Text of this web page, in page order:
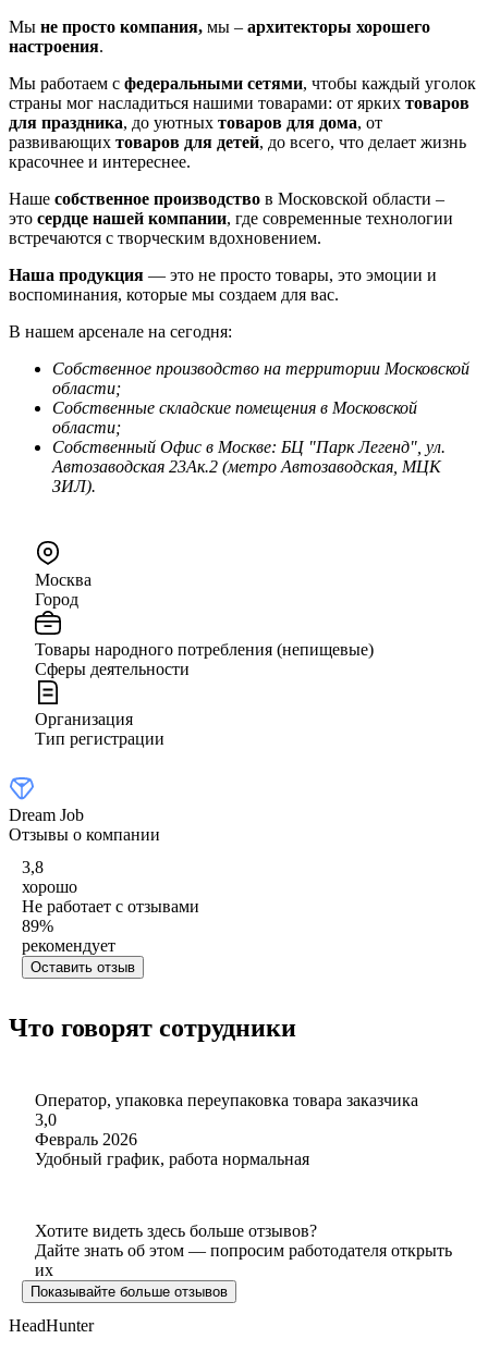
Мы не просто компания, мы – архитекторы хорошего
настроения.
Мы работаем с федеральными сетями, чтобы каждый уголок
страны мог насладиться нашими товарами: от ярких товаров
для праздника, до уютных товаров для дома, от
развивающих товаров для детей, до всего, что делает жизнь
красочнее и интереснее.
Наше собственное производство в Московской области –
это сердце нашей компании, где современные технологии
встречаются с творческим вдохновением.
Наша продукция — это не просто товары, это эмоции и
воспоминания, которые мы создаем для вас.
В нашем арсенале на сегодня:
Собственное производство на территории Московской
области;
Собственные складские помещения в Московской
области;
Собственный Офис в Москве: БЦ "Парк Легенд", ул.
Автозаводская 23Ак.2 (метро Автозаводская, МЦК
ЗИЛ).
Москва
Город
Товары народного потребления (непищевые)
Сферы деятельности
Организация
Тип регистрации
Dream Job
Отзывы о компании
3,8
хорошо
Не работает с отзывами
89%
рекомендует
Оставить отзыв
Что говорят сотрудники
Оператор, упаковка переупаковка товара заказчика
3,0
Февраль 2026
Удобный график, работа нормальная
Хотите видеть здесь больше отзывов?
Дайте знать об этом — попросим работодателя открыть
их
Показывайте больше отзывов
HeadHunter